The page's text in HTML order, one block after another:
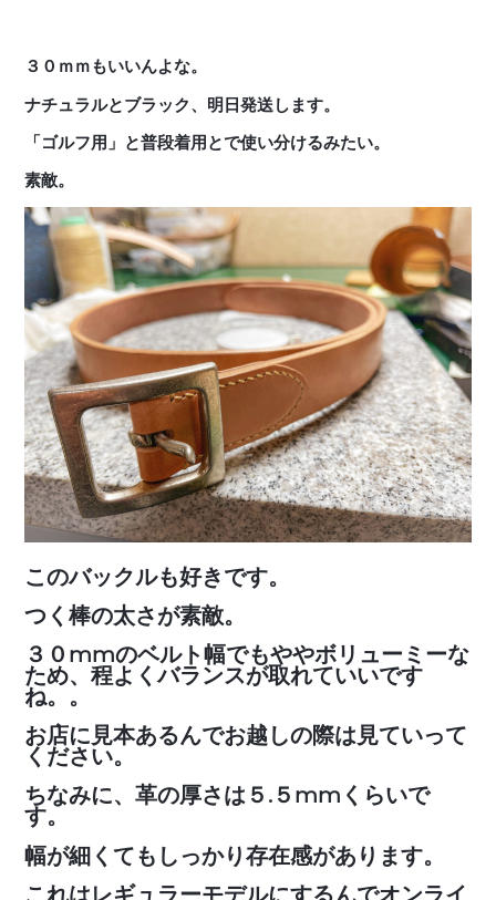
３０ｍｍもいいんよな。
ナチュラルとブラック、明日発送します。
「ゴルフ用」と普段着用とで使い分けるみたい。
素敵。
このバックルも好きです。
つく棒の太さが素敵。
３０mmのベルト幅でもややボリューミーな
ため、程よくバランスが取れていいです
ね。。
お店に見本あるんでお越しの際は見ていって
ください。
ちなみに、革の厚さは５.５mmくらいで
す。
幅が細くてもしっかり存在感があります。
これはレギュラーモデルにするんでオンライ